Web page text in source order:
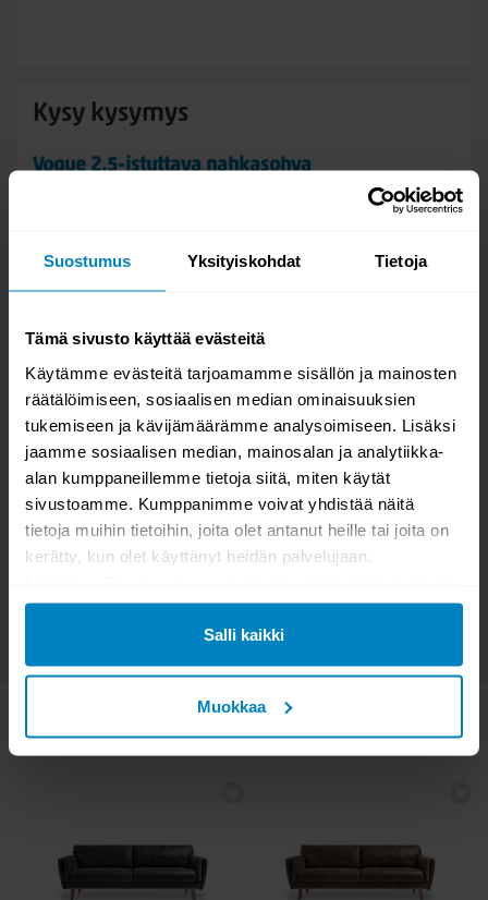
Suostumus Yksityiskohdat Tietoja
Tämä sivusto käyttää evästeitä
Käytämme evästeitä tarjoamamme sisällön ja mainosten
räätälöimiseen, sosiaalisen median ominaisuuksien
tukemiseen ja kävijämäärämme analysoimiseen. Lisäksi
jaamme sosiaalisen median, mainosalan ja analytiikka-
alan kumppaneillemme tietoja siitä, miten käytät
sivustoamme. Kumppanimme voivat yhdistää näitä
tietoja muihin tietoihin, joita olet antanut heille tai joita on
kerätty, kun olet käyttänyt heidän palvelujaan.
Salli kaikki
Muokkaa
Kysy kysymys
Vogue 2,5-istuttava nahkasohva
Kysymys/vastaus saa näkyä muille
LÄHETÄ
KATSO MYÖS